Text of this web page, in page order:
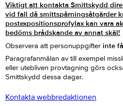
Viktigt att kontakta Smittskydd
vid fall då smittspårningsåtgärder
postexpositionsprofylax kan vara
bedöms brådskande av annat skäl!
Observera att personuppgifter inte
Paragrafanmälan av till exempel
eller utebliven provtagning görs
Smittskydd dessa dagar.
Kontakta webbredaktionen